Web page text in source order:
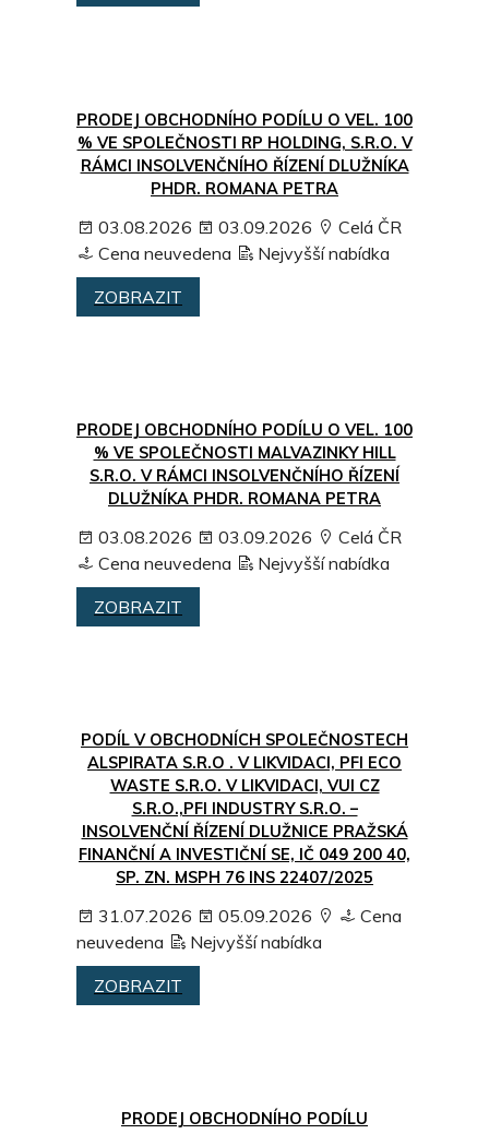
PRODEJ OBCHODNÍHO PODÍLU O VEL. 100
% VE SPOLEČNOSTI RP HOLDING, S.R.O. V
RÁMCI INSOLVENČNÍHO ŘÍZENÍ DLUŽNÍKA
PHDR. ROMANA PETRA
03.08.2026 03.09.2026
Celá ČR
Cena neuvedena
Nejvyšší nabídka
ZOBRAZIT
PRODEJ OBCHODNÍHO PODÍLU O VEL. 100
% VE SPOLEČNOSTI MALVAZINKY HILL
S.R.O. V RÁMCI INSOLVENČNÍHO ŘÍZENÍ
DLUŽNÍKA PHDR. ROMANA PETRA
03.08.2026 03.09.2026
Celá ČR
Cena neuvedena
Nejvyšší nabídka
ZOBRAZIT
PODÍL V OBCHODNÍCH SPOLEČNOSTECH
ALSPIRATA S.R.O . V LIKVIDACI, PFI ECO
WASTE S.R.O. V LIKVIDACI, VUI CZ
S.R.O.,PFI INDUSTRY S.R.O. –
INSOLVENČNÍ ŘÍZENÍ DLUŽNICE PRAŽSKÁ
FINANČNÍ A INVESTIČNÍ SE, IČ 049 200 40,
SP. ZN. MSPH 76 INS 22407/2025
31.07.2026 05.09.2026
Cena
neuvedena
Nejvyšší nabídka
ZOBRAZIT
PRODEJ OBCHODNÍHO PODÍLU